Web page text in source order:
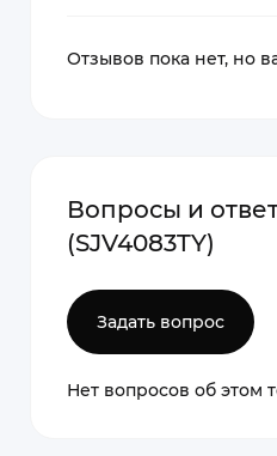
Отзывов пока нет, но
Вопросы и
(SJV4083TY)
Задать вопрос
Нет вопросов об этом